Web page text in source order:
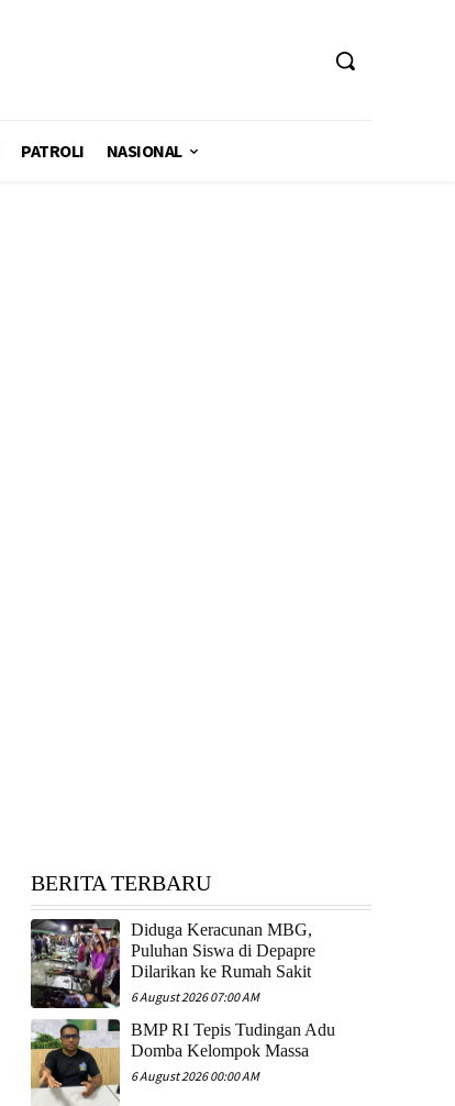
PATROLI NASIONAL
BERITA TERBARU
Diduga Keracunan MBG,
Puluhan Siswa di Depapre
Dilarikan ke Rumah Sakit
6 August 2026 07:00 AM
​BMP RI Tepis Tudingan Adu
Domba Kelompok Massa
6 August 2026 00:00 AM